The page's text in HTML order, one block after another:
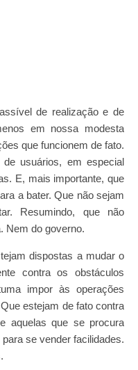
de realização e de
em nossa modesta
que funcionem de fato.
usuários, em especial
E, mais importante, que
a bater. Que não sejam
Resumindo, que não
Nem do governo.
dispostas a mudar o
contra os obstáculos
impor às operações
estejam de fato contra
aquelas que se procura
se vender facilidades.